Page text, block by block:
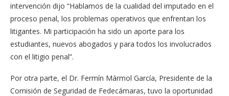
intervención dijo “Hablamos de la cualidad del imputado en el
proceso penal, los problemas operativos que enfrentan los
litigantes. Mi participación ha sido un aporte para los
estudiantes, nuevos abogados y para todos los involucrados
con el litigio penal”.
Por otra parte, el Dr. Fermín Mármol García, Presidente de la
Comisión de Seguridad de Fedecámaras, tuvo la oportunidad